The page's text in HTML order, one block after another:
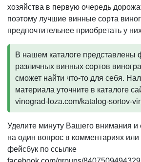
хозяйства в первую очередь
поэтому лучшие винные сорта
предпочтительнее приобретать у
В нашем каталоге представлены
различных винных сортов
сможет найти что-то для себя.
материала уточните в каталоге
vinograd-loza.com/katalog-sortov-
Уделите минуту Вашего внимания и
на один вопрос в комментариях
фейсбук по ссылке